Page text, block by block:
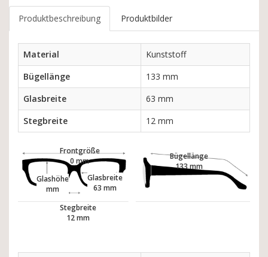
Produktbeschreibung Produktbilder
Material
Kunststoff
Bügellänge
133 mm
Glasbreite
63 mm
Stegbreite
12 mm
Frontgröße
0 mm
Bügellänge
133 mm
Glashöhe
mm
Glasbreite
63 mm
Stegbreite
12 mm